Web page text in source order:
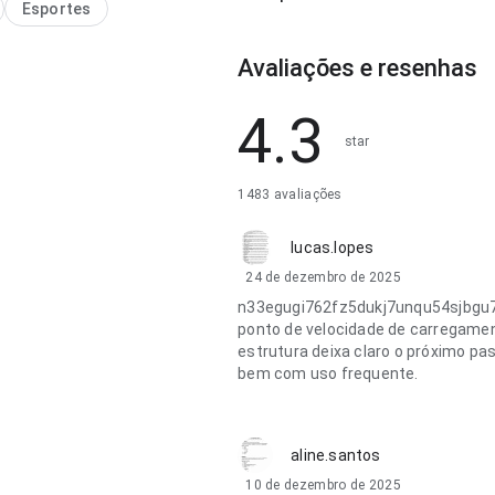
Esportes
Avaliações e resenhas
4.3 star
1483 avaliações
lucas.lopes
24 de dezembro de 2025
ponto de velocidade de
estrutura deixa claro o próximo
bem com uso frequente.
aline.santos
10 de dezembro de 2025